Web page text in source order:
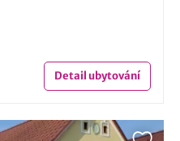
Detailubytování